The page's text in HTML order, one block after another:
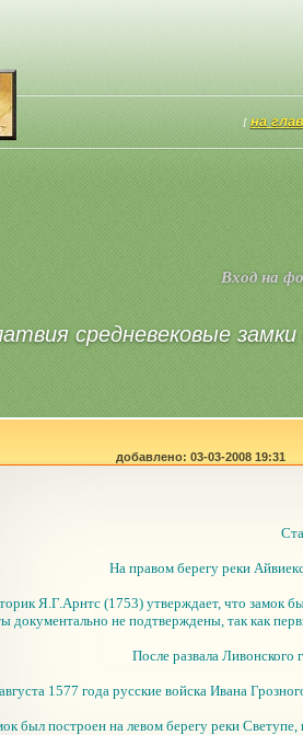
[ на
Вход на
средневековые
добавлено: 03-03-2008 19:31
На правом берегу реки
Я.Г.Арнтс (1753) утверждает, что замок
документально не подтверждены, так как
После развала Ливонского
1577 года русские войска Ивана
был построен на левом берегу реки